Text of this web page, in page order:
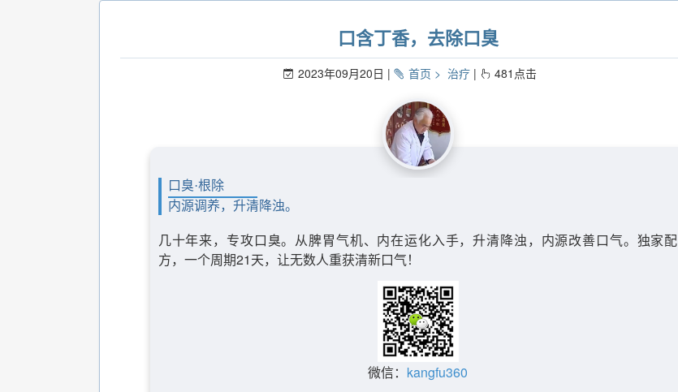
口含丁香，去除口臭
2023年09月20日 首页 治疗 481 点击
口臭·根除
内源调养，升清降浊。
几十年来，专攻口臭。从脾胃气机、内在运化入手，升清降浊，内源改善口气。独家配
方，一个周期21天，让无数人重获清新口气！
微信： kangfu360